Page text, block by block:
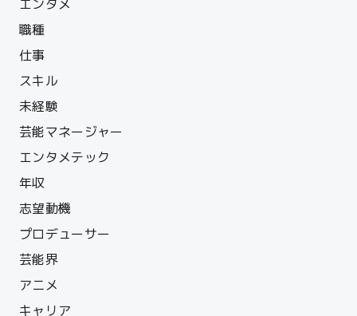
エンタメ
職種
仕事
スキル
未経験
芸能マネージャー
エンタメテック
年収
志望動機
プロデューサー
芸能界
アニメ
キャリア